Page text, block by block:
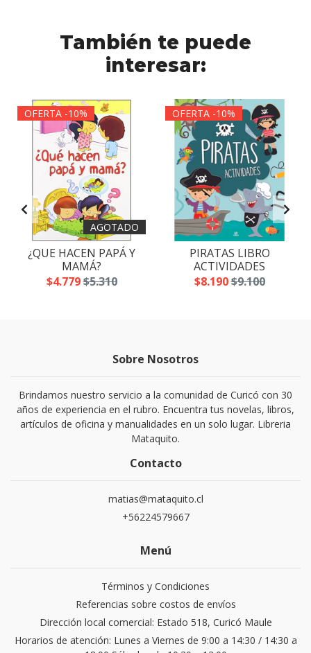
También te puede
interesar:
OFERTA -10%
AGOTADO
¿QUE HACEN PAPÁ Y
MAMÁ?
$4.779$5.310
OFERTA -10%
PIRATAS LIBRO
ACTIVIDADES
$8.190$9.100
Sobre Nosotros
Brindamos nuestro servicio a la comunidad de Curicó con 30
años de experiencia en el rubro. Encuentra tus novelas, libros,
artículos de oficina y manualidades en un solo lugar. Libreria
Mataquito.
Contacto
matias@mataquito.cl
+56224579667
Menú
Términos y Condiciones
Referencias sobre costos de envíos
Dirección local comercial: Estado 518, Curicó Maule
Horarios de atención: Lunes a Viernes de 9:00 a 14:30 / 14:30 a